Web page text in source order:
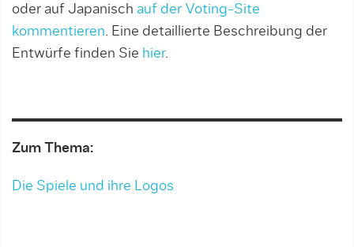
oder auf Japanisch auf der Voting-Site
kommentieren. Eine detaillierte Beschreibung der
Entwürfe finden Sie hier.
Zum Thema:
Die Spiele und ihre Logos